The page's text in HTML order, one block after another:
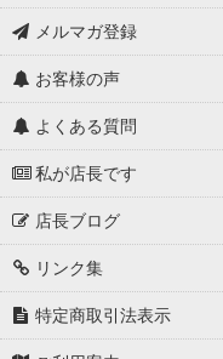
メルマガ登録
お客様の声
よくある質問
私が店長です
店長ブログ
リンク集
特定商取引法表示